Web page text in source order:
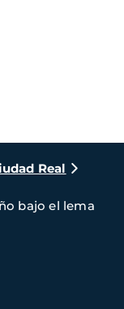
Real
bajo el lema